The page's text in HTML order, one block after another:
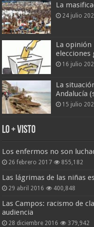
La
24 julio
La opinión
elecciones
16 julio
La
Andalucía
15 julio
Lo + Visto
Los enfermos no son
26 febrero 2017 855,182
Las lágrimas de las niñas
29 abril 2016 400,848
Las Campos: racismo de
audiencia
28 diciembre 2016 379,942